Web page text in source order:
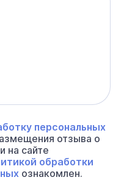
персональных
отзыва о
на сайте
обработки
ознакомлен.